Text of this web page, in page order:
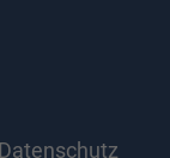
Datenschutz